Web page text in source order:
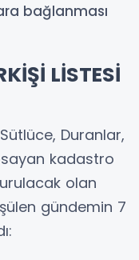
bağlanması
LİSTESİ
Duranlar,
kadastro
olan
gündemin 7